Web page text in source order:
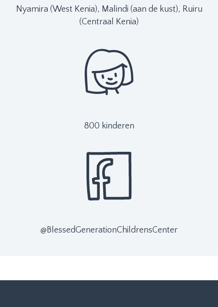
Nyamira (West Kenia), Malindi (aan de kust), Ruiru
(Centraal Kenia)
800 kinderen
@BlessedGenerationChildrensCenter